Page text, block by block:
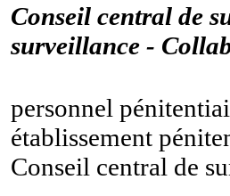
Conseil central de
surveillance -
personnel
établissement
Conseil central de